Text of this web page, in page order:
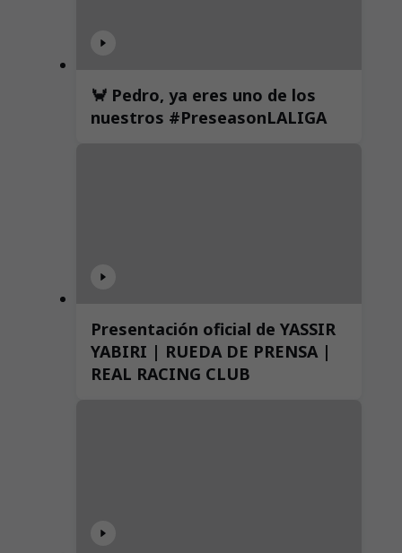
🦀 Pedro, ya eres uno de los
nuestros #PreseasonLALIGA
Presentación oficial de YASSIR
YABIRI | RUEDA DE PRENSA |
REAL RACING CLUB